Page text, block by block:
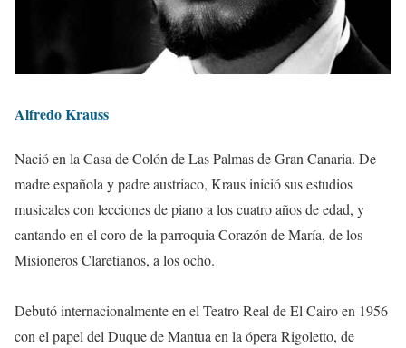
Alfredo Krauss
Nació en la Casa de Colón de Las Palmas de Gran Canaria. De
madre española y padre austriaco, Kraus inició sus estudios
musicales con lecciones de piano a los cuatro años de edad, y
cantando en el coro de la parroquia Corazón de María, de los
Misioneros Claretianos, a los ocho.
Debutó internacionalmente en el Teatro Real de El Cairo en 1956
con el papel del Duque de Mantua en la ópera Rigoletto, de